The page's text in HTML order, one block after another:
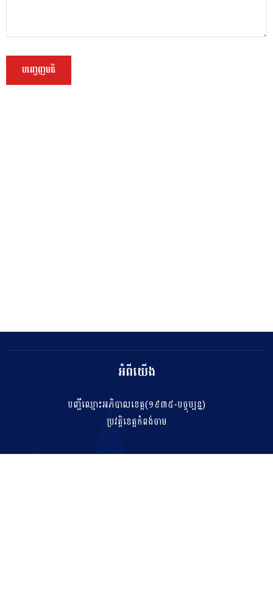
អំពីយើង
បញ្ជីឈ្មោះអភិបាលខេត្ត(១៩៣៥-បច្ចុប្បន្ន)
ប្រវត្តិខេត្តកំពង់ចាម